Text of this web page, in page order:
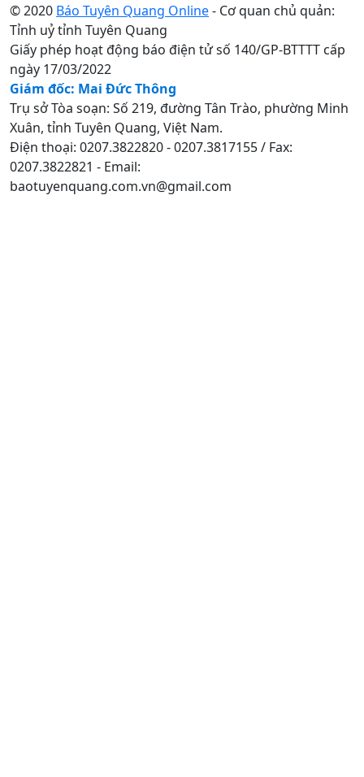
© 2020 Báo Tuyên Quang Online- Cơ quan chủ quản:
Tỉnh uỷ tỉnh Tuyên Quang
Giấy phép hoạt động báo điện tử số 140/GP-BTTTT cấp
ngày 17/03/2022
Giám đốc: Mai Đức Thông
Trụ sở Tòa soạn: Số 219, đường Tân Trào, phường Minh
Xuân, tỉnh Tuyên Quang, Việt Nam.
Điện thoại: 0207.3822820 - 0207.3817155 / Fax:
0207.3822821 - Email:
baotuyenquang.com.vn@gmail.com